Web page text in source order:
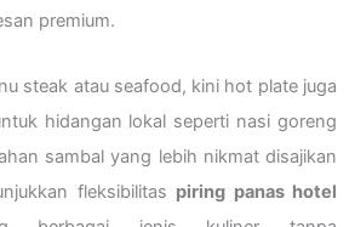
premium.
steak atau seafood, kini hot plate juga
hidangan lokal seperti nasi goreng
sambal yang lebih nikmat disajikan
fleksibilitas piring panas hotel